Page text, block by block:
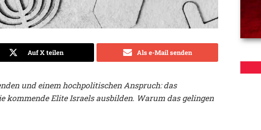
Auf X teilen Als e-Mail senden
und einem hochpolitischen Anspruch: das
kommende Elite Israels ausbilden. Warum das gelingen